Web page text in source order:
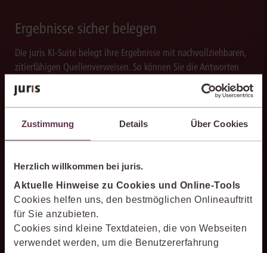
Zustimmung Details Über Cookies
Herzlich willkommen bei juris.
Aktuelle Hinweise zu Cookies und Online-Tools
Cookies helfen uns, den bestmöglichen Onlineauftritt
für Sie anzubieten.
Cookies sind kleine Textdateien, die von Webseiten
verwendet werden, um die Benutzererfahrung
Ergebnisse sicher belegen
Die juris KI-Suite belegt ihre Ergebnisse mit nachvollziehbaren,
zitierfähigen Quellenverweisen. So können Sie die Antworten
transparent prüfen, fachlich einordnen und auf einer belastbaren
Grundlage weiterverarbeiten.
Schneller analysieren
Die juris KI-Suite beschleunigt die Analyse komplexer
juristischer Fragestellungen. Sie hilft dabei, Sachverhalte
einzuordnen, Zusammenhänge zu erkennen und belastbare
Ansatzpunkte für die weitere Bearbeitung zu gewinnen. Dabei
können Sie sich auf die Quellenqualität und die Aktualität des